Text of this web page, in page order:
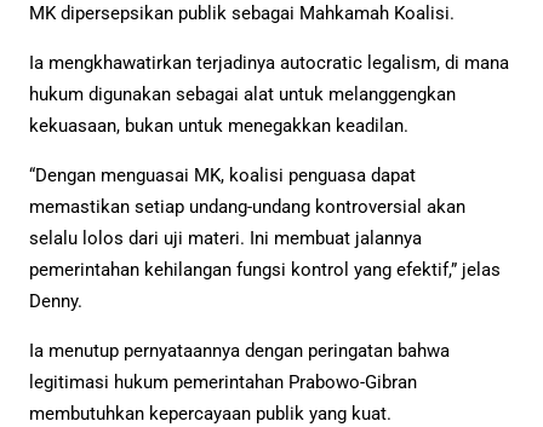
MK dipersepsikan publik sebagai Mahkamah Koalisi.
Ia mengkhawatirkan terjadinya autocratic legalism, di mana
hukum digunakan sebagai alat untuk melanggengkan
kekuasaan, bukan untuk menegakkan keadilan.
“Dengan menguasai MK, koalisi penguasa dapat
memastikan setiap undang-undang kontroversial akan
selalu lolos dari uji materi. Ini membuat jalannya
pemerintahan kehilangan fungsi kontrol yang efektif,” jelas
Denny.
Ia menutup pernyataannya dengan peringatan bahwa
legitimasi hukum pemerintahan Prabowo-Gibran
membutuhkan kepercayaan publik yang kuat.